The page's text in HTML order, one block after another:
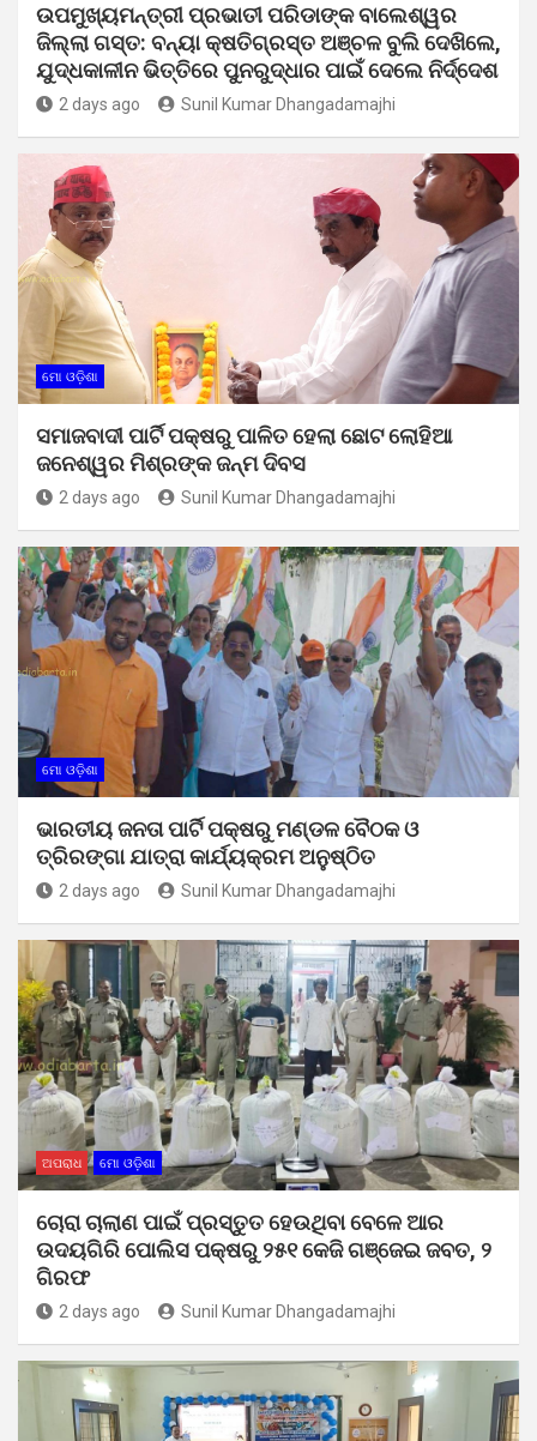
ଉପମୁଖ୍ୟମନ୍ତ୍ରୀ ପ୍ରଭାତୀ ପରିଡାଙ୍କ ବାଲେଶ୍ୱର
ଜିଲ୍ଲା ଗସ୍ତ: ବନ୍ୟା କ୍ଷତିଗ୍ରସ୍ତ ଅଞ୍ଚଳ ବୁଲି ଦେଖିଲେ,
ଯୁଦ୍ଧକାଳୀନ ଭିତ୍ତିରେ ପୁନରୁଦ୍ଧାର ପାଇଁ ଦେଲେ ନିର୍ଦ୍ଦେଶ
2 days ago Sunil Kumar Dhangadamajhi
ମୋ ଓଡ଼ିଶା
ସମାଜବାଦୀ ପାର୍ଟି ପକ୍ଷରୁ ପାଳିତ ହେଲା ଛୋଟ ଲୋହିଆ
ଜନେଶ୍ୱର ମିଶ୍ରଙ୍କ ଜନ୍ମ ଦିବସ
2 days ago Sunil Kumar Dhangadamajhi
ମୋ ଓଡ଼ିଶା
ଭାରତୀୟ ଜନତା ପାର୍ଟି ପକ୍ଷରୁ ମଣ୍ଡଳ ବୈଠକ ଓ
ତ୍ରିରଙ୍ଗା ଯାତ୍ରା କାର୍ଯ୍ୟକ୍ରମ ଅନୁଷ୍ଠିତ
2 days ago Sunil Kumar Dhangadamajhi
ଅପରାଧ ମୋ ଓଡ଼ିଶା
ଚୋରା ଚାଲାଣ ପାଇଁ ପ୍ରସ୍ତୁତ ହେଉଥିବା ବେଳେ ଆର
ଉଦୟଗିରି ପୋଲିସ ପକ୍ଷରୁ ୨୫୧ କେଜି ଗଞ୍ଜେଇ ଜବତ, ୨
ଗିରଫ
2 days ago Sunil Kumar Dhangadamajhi